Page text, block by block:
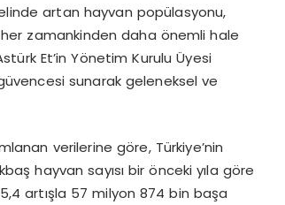
artan hayvan popülasyonu,
zamankinden daha önemli hale
Et’in Yönetim Kurulu Üyesi
sunarak geleneksel ve
verilerine göre, Türkiye’nin
hayvan sayısı bir önceki yıla göre
artışla 57 milyon 874 bin başa